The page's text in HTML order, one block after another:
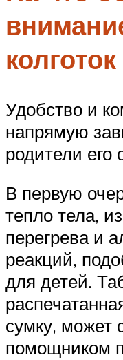
колготок
Удобство и
напрямую
родители его
В первую
тепло тела,
перегрева и
реакций,
для детей.
сумку, может
помощником